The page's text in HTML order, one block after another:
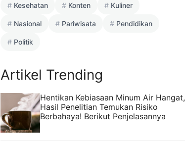
Kesehatan Konten Kuliner
Nasional Pariwisata Pendidikan
Politik
Artikel Trending
Hentikan Kebiasaan Minum Air Hangat,
Hasil Penelitian Temukan Risiko
Berbahaya! Berikut Penjelasannya